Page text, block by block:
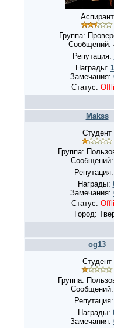
Аспирант
Группа:
Сообщений:
Репутация:
Награды:
Замечания:
Статус:
Makss
Студент
Группа:
Сообщений:
Репутация:
Награды:
Замечания:
Статус:
Город:
og13
Студент
Группа:
Сообщений:
Репутация:
Награды:
Замечания: